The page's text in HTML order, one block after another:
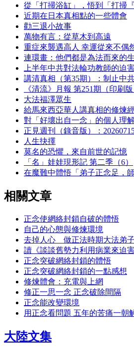
從「打掃浴缸」，悟到「打掃『
近期在日本真相點的一些體會
勸三退小故事
萬物有言：從草木到高遠
重症來襲遇高人 幸運從來不偶
連環畫：他們都是為法而來的生
上半年中共對法輪功教師的迫
講清真相（第35期）：制止中
《清流》月報 第251期（印刷版
大法福澤眾生
給馬來西亞華人講真相的修煉
對「好壞出自一念」的個人理
正見週刊（錄音版）：
人生抉擇
莫名的恐懼，來自前世的記憶
「名」娃娃現形記 第二季（6）
在魔難中體悟「弟子正念足，
相關文章
正念使網絡封鎖自破的體悟
自己的心態與修煉環境
去掉人心 做正法時期大法弟子
讀《談談舊勢力利用病業來迫
正念突破網絡封鎖的體悟
正念突破網絡封鎖的一點感想
修煉體會：充電與上網
修正一思一念 正念破除間隔
正念能改變環境
用正念看問題 五年的苦痛一朝
大陸文集